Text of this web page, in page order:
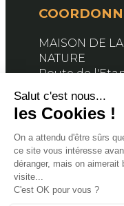
MAISON DE
NATURE
Route de
SUIVEZ-
Facebook
X